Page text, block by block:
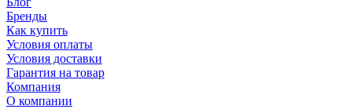
Бренды
Как купить
Условия оплаты
Условия доставки
Гарантия на товар
Компания
О компании